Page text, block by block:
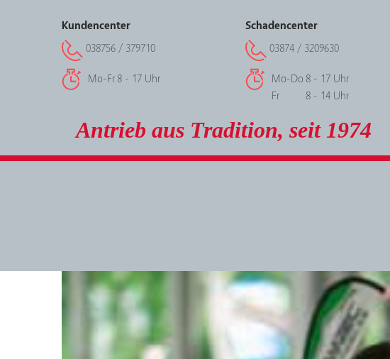
Kundencenter
038756 / 379710
Mo-Fr 8 - 17 Uhr
Schadencenter
03874 / 3209630
Mo-Do 8 - 17 Uhr
Fr
8 - 14 Uhr
Antrieb aus Tradition, seit 1974